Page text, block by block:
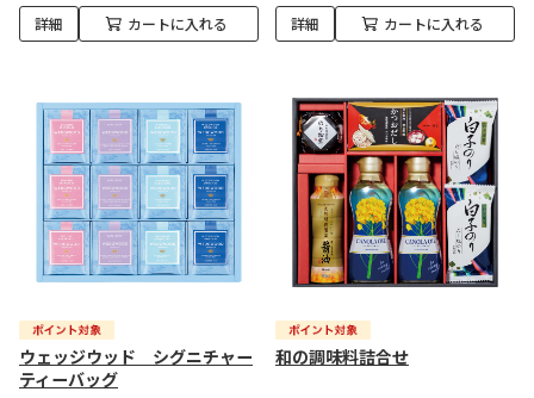
詳細 カートに入れる 詳細 カートに入れる
ウェッジウッド シグニチャー
ティーバッグ
和の調味料詰合せ